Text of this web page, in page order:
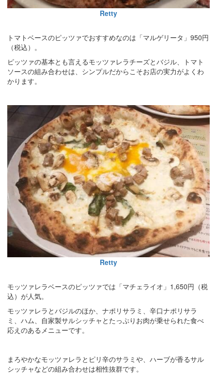
Retty
トマトベースのピッツァでおすすめなのは「マルゲリータ」950円
（税込）。
ピッツァの基本とも言えるモッツァレラチーズとバジル、トマト
ソースの組み合わせは、シンプルだからこそお店の実力がよくわ
かります。
Retty
モッツァレラベースのピッツァでは「マチェライオ」1,650円（税
込）が人気。
モッツァレラとバジルのほか、ナポリサラミ、辛口ナポリサラ
ミ、ハム、自家製サルシッチャとたっぷりお肉が乗せられた食べ
応えのあるメニューです。
まろやかなモッツァレラとピリ辛のサラミや、ハーブが香るサル
シッチャなどの組み合わせは相性抜群です。